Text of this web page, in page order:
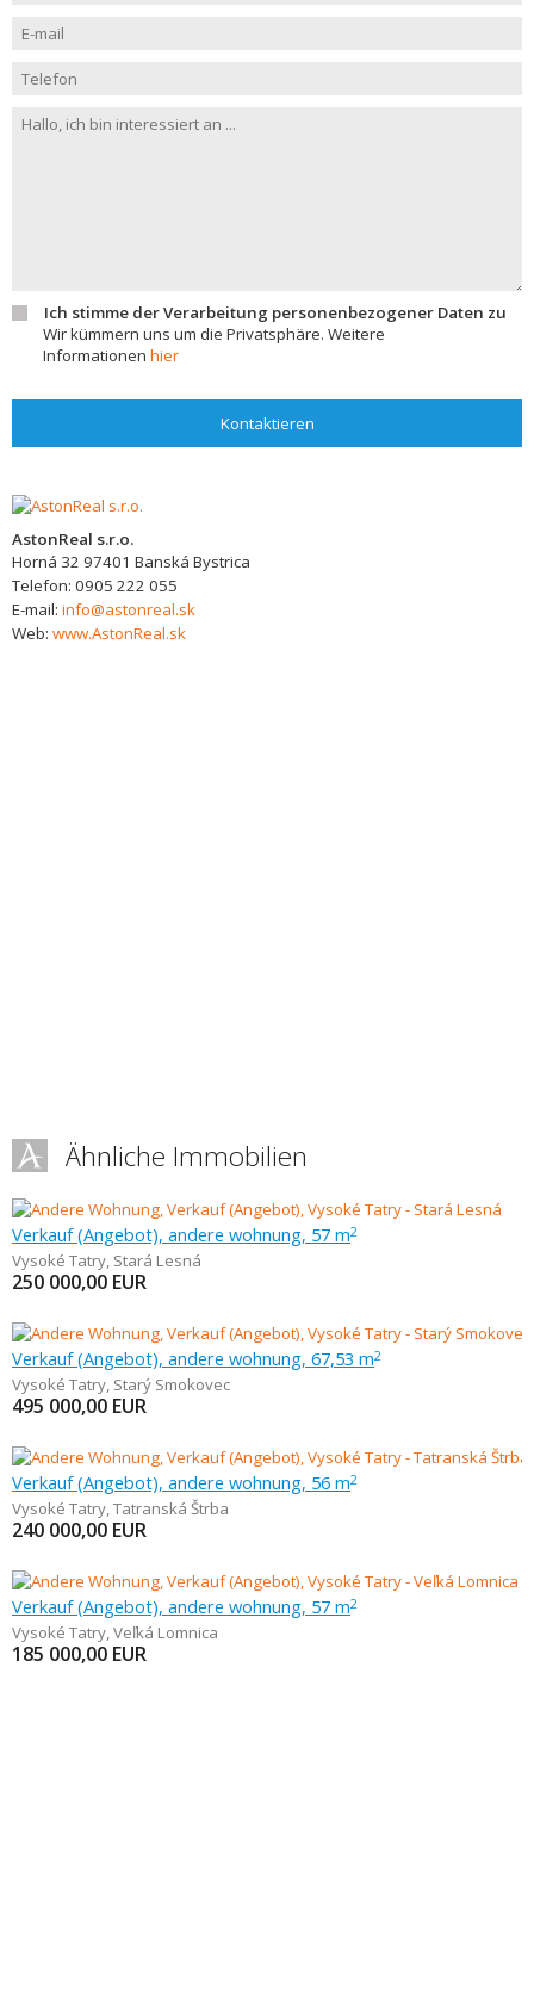
Ich stimme der Verarbeitung personenbezogener Daten zu
Wir kümmern uns um die Privatsphäre. Weitere
Informationen hier
Kontaktieren
AstonReal s.r.o.
Horná 32 97401 Banská Bystrica
Telefon: 0905 222 055
E-mail: info@astonreal.sk
Web: www.AstonReal.sk
Ähnliche Immobilien
Verkauf (Angebot), andere wohnung, 57 m2
Vysoké Tatry, Stará Lesná
250 000,00 EUR
Verkauf (Angebot), andere wohnung, 67,53 m2
Vysoké Tatry, Starý Smokovec
495 000,00 EUR
Verkauf (Angebot), andere wohnung, 56 m2
Vysoké Tatry,Tatranská Štrba
240 000,00 EUR
Verkauf (Angebot), andere wohnung, 57 m2
Vysoké Tatry,Veľká Lomnica
185 000,00 EUR